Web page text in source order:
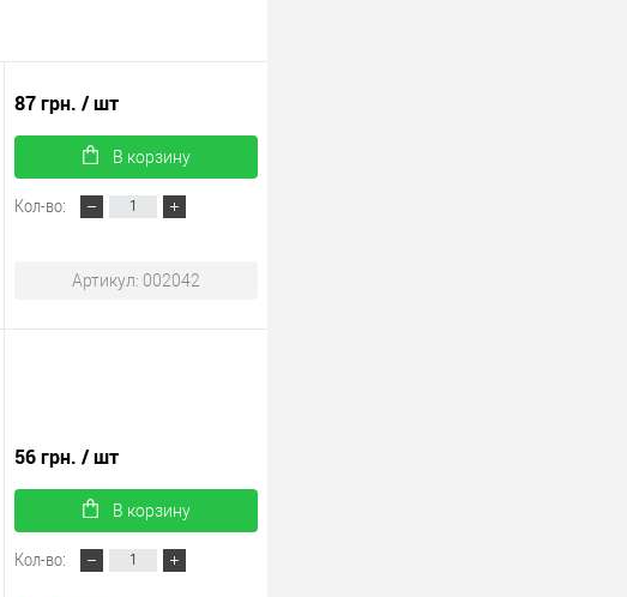
87 грн. / шт
В корзину
Кол-во:
Артикул: 002042
56 грн. / шт
В корзину
Кол-во: